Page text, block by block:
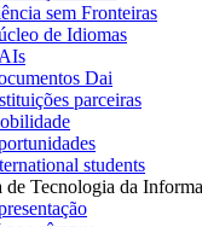
sem Fronteiras
de Idiomas
Dai
parceiras
students
de Tecnologia da